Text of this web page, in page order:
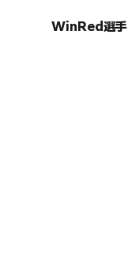
WinRed選手